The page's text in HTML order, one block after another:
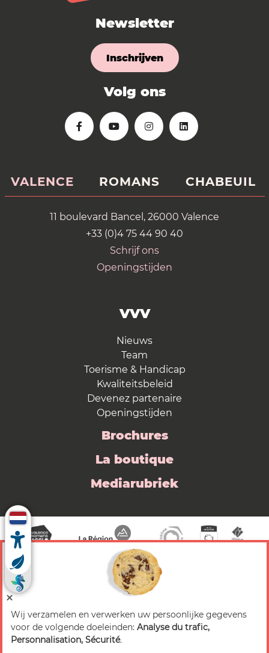
Newsletter
Inschrijven
Volg ons
VALENCE ROMANS CHABEUIL
11 boulevard Bancel, 26000 Valence
+33 (0)4 75 44 90 40
Schrijf ons
Openingstijden
VVV
Nieuws
Team
Toerisme & Handicap
Kwaliteitsbeleid
Devenez partenaire
Openingstijden
Brochures
La boutique
Mediarubriek
© 2026 Valence Romans Tourisme — Alle rechten
voorbehouden
Wij verzamelen en verwerken uw persoonlijke gegevens
voor de volgende doeleinden: Analyse du trafic,
Personnalisation, Sécurité.